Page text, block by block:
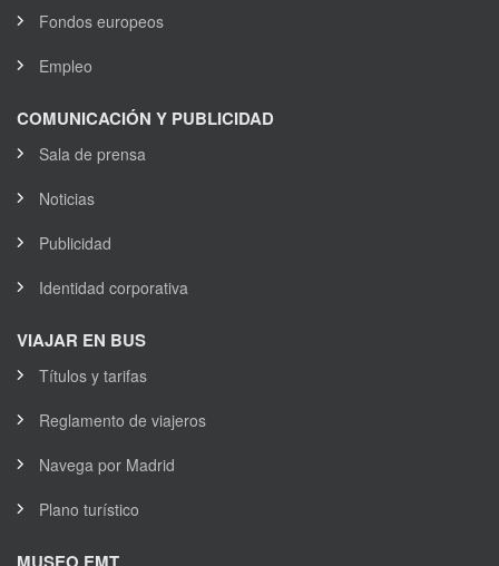
Fondos europeos
Empleo
COMUNICACIÓN Y PUBLICIDAD
Sala de prensa
Noticias
Publicidad
Identidad corporativa
VIAJAR EN BUS
Títulos y tarifas
Reglamento de viajeros
Navega por Madrid
Plano turístico